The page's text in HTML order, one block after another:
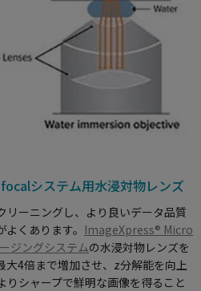
システム用水浸対物レンズ
リーニングし、より良いデータ品質
くあります。 ImageXpress® Micro
ジングシステムの水浸対物レンズを
大4倍まで増加させ、z分解能を向上
りシャープで鮮明な画像を得ること